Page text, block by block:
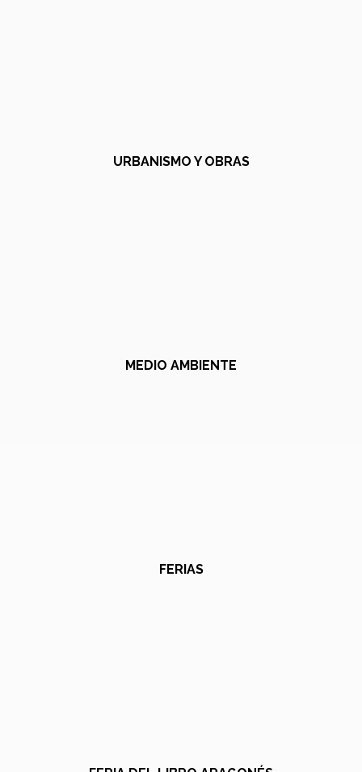
URBANISMO Y OBRAS
MEDIO AMBIENTE
FERIAS